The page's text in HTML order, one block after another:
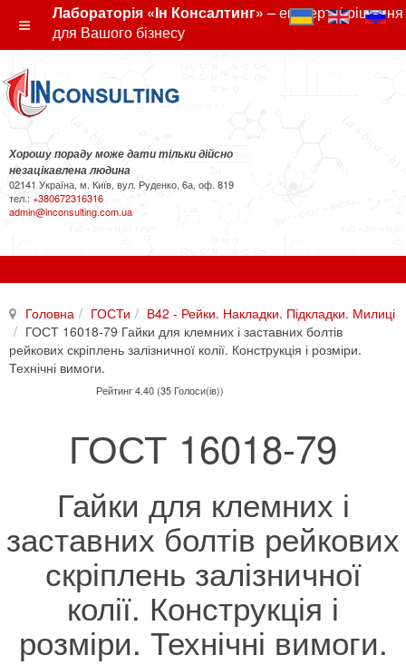
Лабораторія «Ін Консалтинг» – експертні рішення
для Вашого бізнесу
Хорошу пораду може дати тільки дійсно
незацікавлена людина
02141 Україна, м. Київ, вул. Руденко, 6а, оф. 819
тел.: +380672316316
admin@inconsulting.com.ua
Головна ГОСТи
В42 - Рейки. Накладки. Підкладки. Милиці
ГОСТ 16018-79 Гайки для клемних і заставних болтів
рейкових скріплень залізничної колії. Конструкція і розміри.
Технічні вимоги.
Рейтинг 4.40 (35 Голоси(ів))
ГОСТ 16018-79
Гайки для клемних і
заставних болтів рейкових
скріплень залізничної
колії. Конструкція і
розміри. Технічні вимоги.